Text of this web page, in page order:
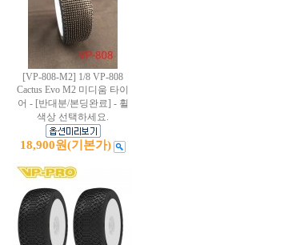
[VP-808-M2] 1/8 VP-808
Cactus Evo M2 미디움 타이
어 - [반대분/본딩완료] - 휠
색상 선택하세요.
18,900원(기본가)